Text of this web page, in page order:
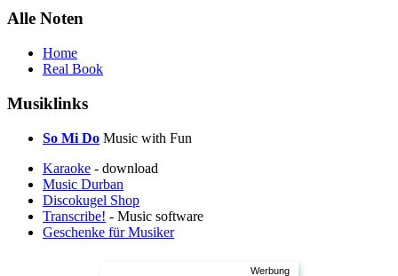
Alle Noten
Home
Real Book
Musiklinks
So Mi Do Music with Fun
Karaoke - download
Music Durban
Discokugel Shop
Transcribe! - Music software
Geschenke für Musiker